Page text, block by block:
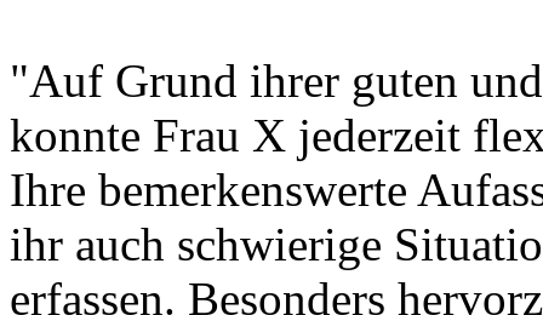
"Auf Grund ihrer guten
konnte Frau X jederzeit
Ihre bemerkenswerte
ihr auch schwierige
erfassen. Besonders